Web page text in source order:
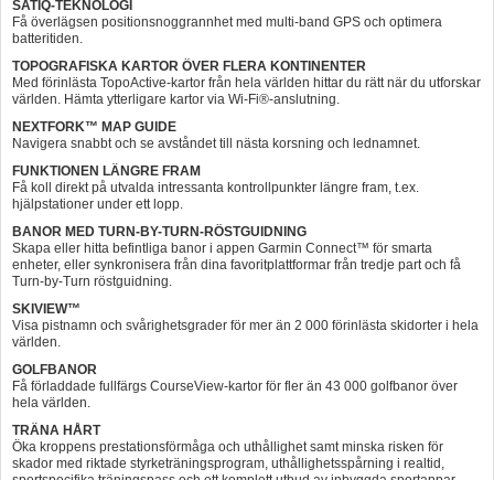
SATIQ-TEKNOLOGI
Få överlägsen positionsnoggrannhet med multi-band GPS och optimera
batteritiden.
TOPOGRAFISKA KARTOR ÖVER FLERA KONTINENTER
Med förinlästa TopoActive-kartor från hela världen hittar du rätt när du utforskar
världen. Hämta ytterligare kartor via Wi-Fi®-anslutning.
NEXTFORK™ MAP GUIDE
Navigera snabbt och se avståndet till nästa korsning och lednamnet.
FUNKTIONEN LÄNGRE FRAM
Få koll direkt på utvalda intressanta kontrollpunkter längre fram, t.ex.
hjälpstationer under ett lopp.
BANOR MED TURN-BY-TURN-RÖSTGUIDNING
Skapa eller hitta befintliga banor i appen Garmin Connect™ för smarta
enheter, eller synkronisera från dina favoritplattformar från tredje part och få
Turn-by-Turn röstguidning.
SKIVIEW™
Visa pistnamn och svårighetsgrader för mer än 2 000 förinlästa skidorter i hela
världen.
GOLFBANOR
Få förladdade fullfärgs CourseView-kartor för fler än 43 000 golfbanor över
hela världen.
TRÄNA HÅRT
Öka kroppens prestationsförmåga och uthållighet samt minska risken för
skador med riktade styrketräningsprogram, uthållighetsspårning i realtid,